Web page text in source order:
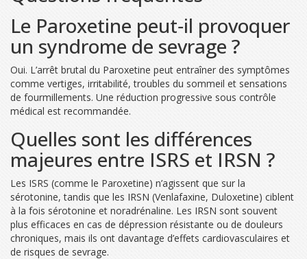
Le Paroxetine peut‑il provoquer
un syndrome de sevrage ?
Oui. L’arrêt brutal du Paroxetine peut entraîner des symptômes
comme vertiges, irritabilité, troubles du sommeil et sensations
de fourmillements. Une réduction progressive sous contrôle
médical est recommandée.
Quelles sont les différences
majeures entre ISRS et IRSN ?
Les ISRS (comme le Paroxetine) n’agissent que sur la
sérotonine, tandis que les IRSN (Venlafaxine, Duloxetine) ciblent
à la fois sérotonine et noradrénaline. Les IRSN sont souvent
plus efficaces en cas de dépression résistante ou de douleurs
chroniques, mais ils ont davantage d’effets cardiovasculaires et
de risques de sevrage.